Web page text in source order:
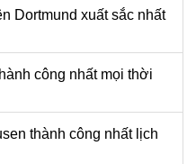
Dortmund xuất sắc nhất
công nhất mọi thời
thành công nhất lịch